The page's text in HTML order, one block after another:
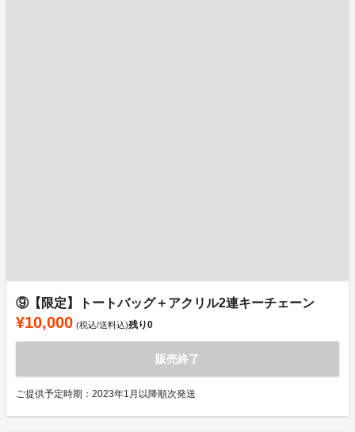
⑨【限定】トートバッグ＋アクリル2連キーチェーン
¥10,000 (税込/送料込)残り0
販売終了
ご提供予定時期：2023年1月以降順次発送